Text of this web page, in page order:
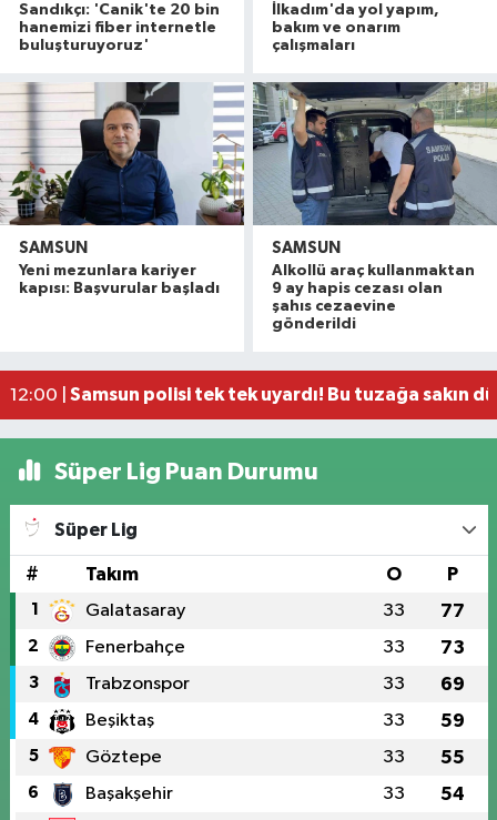
Sandıkçı: 'Canik'te 20 bin
hanemizi fiber internetle
buluşturuyoruz'
İlkadım'da yol yapım,
bakım ve onarım
çalışmaları
SAMSUN
Yeni mezunlara kariyer
kapısı: Başvurular başladı
SAMSUN
Alkollü araç kullanmaktan
9 ay hapis cezası olan
şahıs cezaevine
gönderildi
13:23 |Yeni Parti'den fındık fiyatına tepki! "Üreticiye
Samsun'da trafikte tepki çeken görüntüler!
Kilometrelerce pedal çevirdiler! Samsun'a
12:00 | Samsun polisi tek tek uyardı! Bu tuzağa sakın
Süper Lig Puan Durumu
Süper Lig
# Takım O P
1 Galatasaray 33 77
2 Fenerbahçe 33 73
3 Trabzonspor 33 69
4 Beşiktaş 33 59
5 Göztepe 33 55
6 Başakşehir 33 54